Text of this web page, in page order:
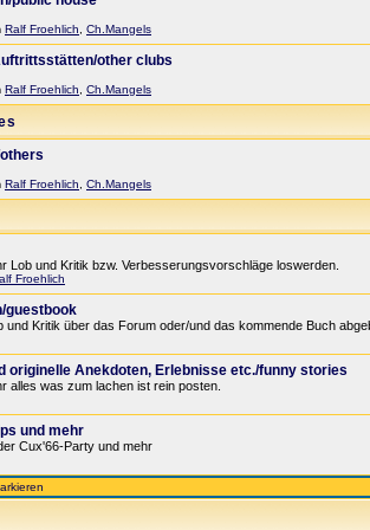
Ralf Froehlich Ch.Mangels
other clubs
Ralf Froehlich Ch.Mangels
Ralf Froehlich Ch.Mangels
Lob und Kritik bzw. Verbesserungsvorschläge loswerden.
Froehlich
guestbook
und Kritik über das Forum oder/und das kommende Buch
originelle Anekdoten, Erlebnisse etc./funny stories
alles was zum lachen ist rein posten.
und mehr
Cux'66-Party und mehr